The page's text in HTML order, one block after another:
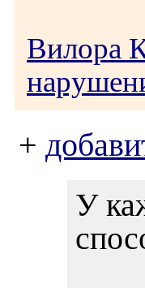
Вилора
+
У